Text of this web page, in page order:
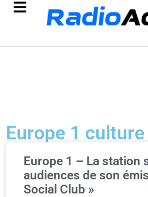
Europe 1 culture
Europe 1 – La station
audiences de son
Social Club »